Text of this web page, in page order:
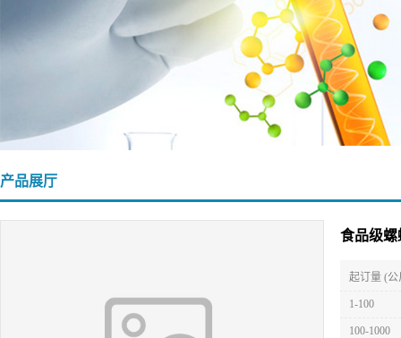
产品展厅
食品级螺
起订量 (公
1-100
100-1000